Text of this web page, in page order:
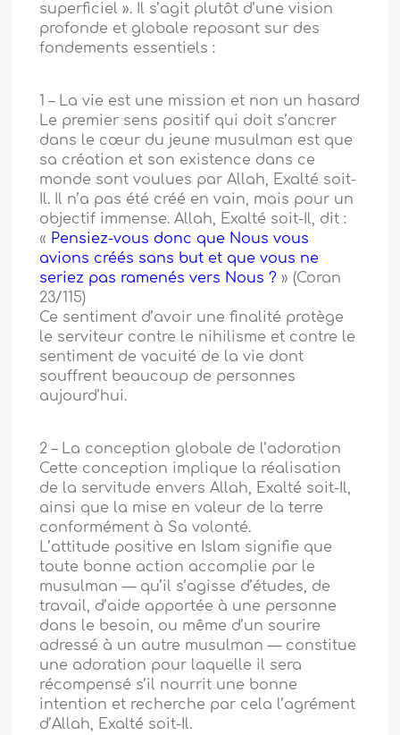
superficiel ». Il s’agit plutôt d’une vision
profonde et globale reposant sur des
fondements essentiels :
1 – La vie est une mission et non un hasard
Le premier sens positif qui doit s’ancrer
dans le cœur du jeune musulman est que
sa création et son existence dans ce
monde sont voulues par Allah, Exalté soit-
Il. Il n’a pas été créé en vain, mais pour un
objectif immense. Allah, Exalté soit-Il, dit :
« Pensiez-vous donc que Nous vous
avions créés sans but et que vous ne
seriez pas ramenés vers Nous ? » (Coran
23/115)
Ce sentiment d’avoir une finalité protège
le serviteur contre le nihilisme et contre le
sentiment de vacuité de la vie dont
souffrent beaucoup de personnes
aujourd’hui.
2 – La conception globale de l’adoration
Cette conception implique la réalisation
de la servitude envers Allah, Exalté soit-Il,
ainsi que la mise en valeur de la terre
conformément à Sa volonté.
L’attitude positive en Islam signifie que
toute bonne action accomplie par le
musulman — qu’il s’agisse d’études, de
travail, d’aide apportée à une personne
dans le besoin, ou même d’un sourire
adressé à un autre musulman — constitue
une adoration pour laquelle il sera
récompensé s’il nourrit une bonne
intention et recherche par cela l’agrément
d’Allah, Exalté soit-Il.